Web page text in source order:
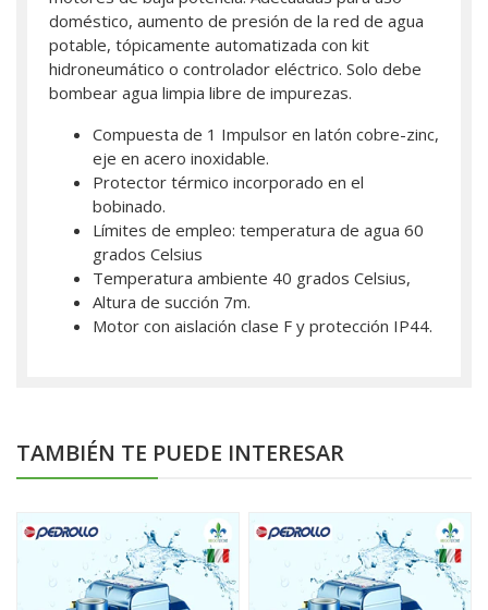
doméstico, aumento de presión de la red de agua
potable, tópicamente automatizada con kit
hidroneumático o controlador eléctrico. Solo debe
bombear agua limpia libre de impurezas.
Compuesta de 1 Impulsor en latón cobre-zinc,
eje en acero inoxidable.
Protector térmico incorporado en el
bobinado.
Límites de empleo: temperatura de agua 60
grados Celsius
Temperatura ambiente 40 grados Celsius,
Altura de succión 7m.
Motor con aislación clase F y protección IP44.
TAMBIÉN TE PUEDE INTERESAR